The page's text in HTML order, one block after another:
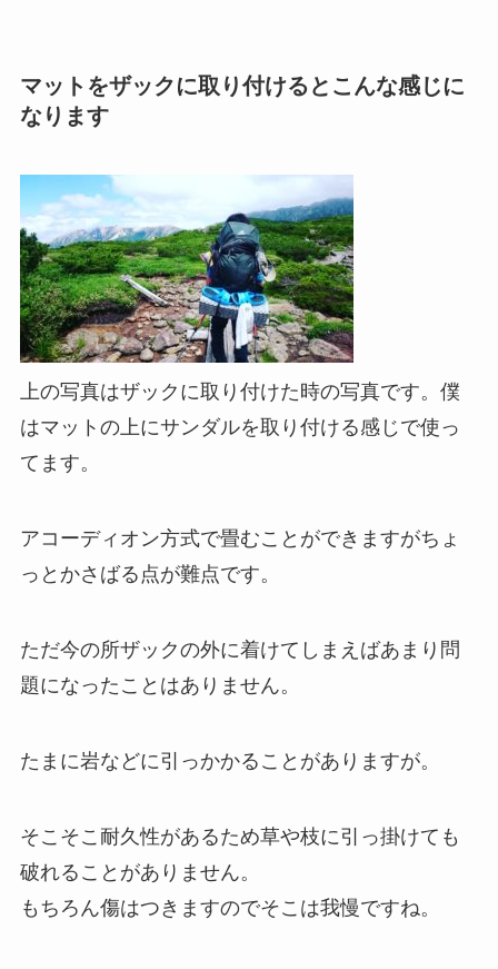
マットをザックに取り付けるとこんな感じに
なります
上の写真はザックに取り付けた時の写真です。僕
はマットの上にサンダルを取り付ける感じで使っ
てます。
アコーディオン方式で畳むことができますがちょ
っとかさばる点が難点です。
ただ今の所ザックの外に着けてしまえばあまり問
題になったことはありません。
たまに岩などに引っかかることがありますが。
そこそこ耐久性があるため草や枝に引っ掛けても
破れることがありません。
もちろん傷はつきますのでそこは我慢ですね。